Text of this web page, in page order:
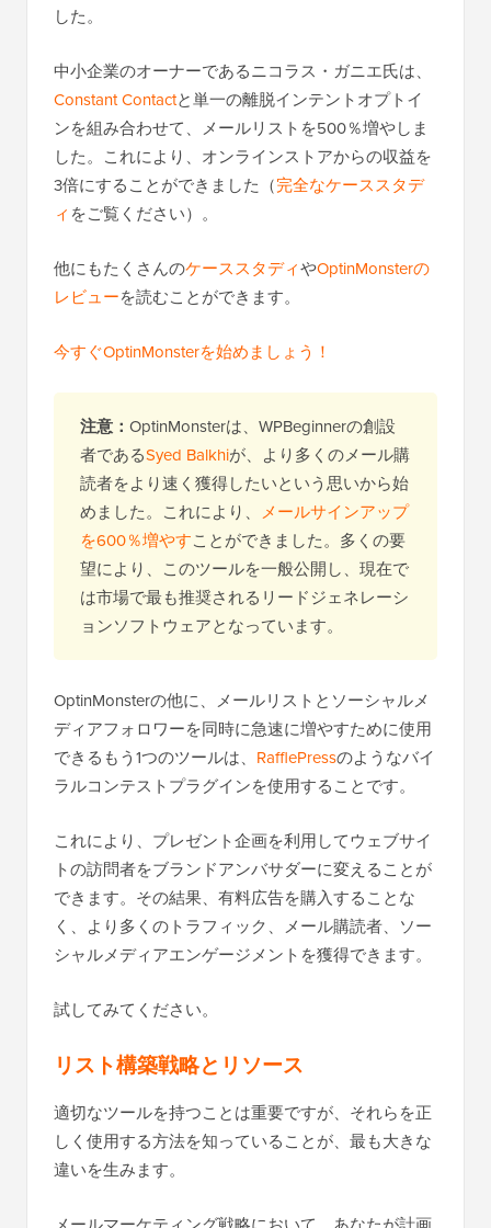
した。
中小企業のオーナーであるニコラス・ガニエ氏は、
Constant Contactと単一の離脱インテントオプトイ
ンを組み合わせて、メールリストを500％増やしま
した。これにより、オンラインストアからの収益を
3倍にすることができました（完全なケーススタデ
ィ をご覧ください）。
他にもたくさんのケーススタディやOptinMonsterの
レビューを読むことができます。
今すぐOptinMonsterを始めましょう！
注意： OptinMonsterは、WPBeginnerの創設
者であるSyed Balkhiが、より多くのメール購
読者をより速く獲得したいという思いから始
めました。これにより、 メールサインアップ
を600％増やすことができました。多くの要
望により、このツールを一般公開し、現在で
は市場で最も推奨されるリードジェネレーシ
ョンソフトウェアとなっています。
OptinMonsterの他に、メールリストとソーシャルメ
ディアフォロワーを同時に急速に増やすために使用
できるもう1つのツールは、 RafflePressのようなバイ
ラルコンテストプラグインを使用することです。
これにより、プレゼント企画を利用してウェブサイ
トの訪問者をブランドアンバサダーに変えることが
できます。その結果、有料広告を購入することな
く、より多くのトラフィック、メール購読者、ソー
シャルメディアエンゲージメントを獲得できます。
試してみてください。
リスト構築戦略とリソース
適切なツールを持つことは重要ですが、それらを正
しく使用する方法を知っていることが、最も大きな
違いを生みます。